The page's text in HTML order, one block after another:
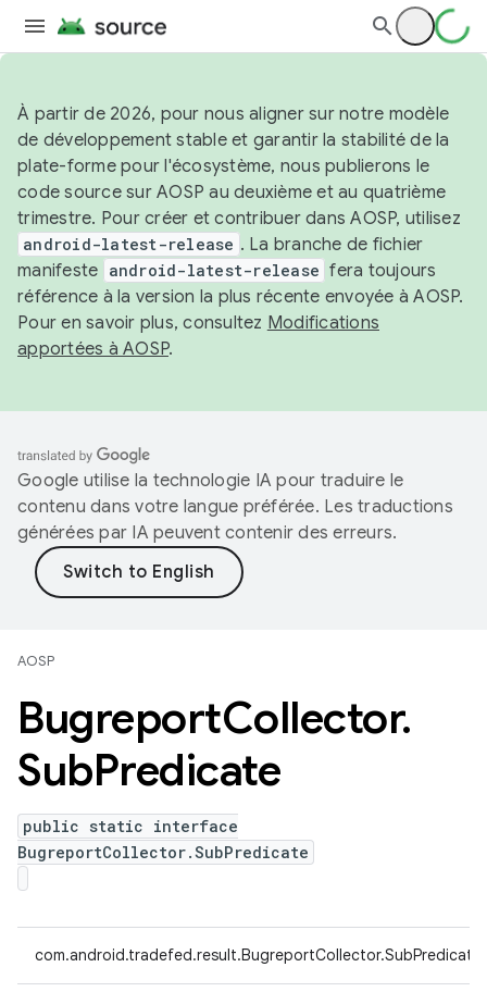
À partir de 2026, pour nous aligner sur notre modèle
de développement stable et garantir la stabilité de la
plate-forme pour l'écosystème, nous publierons le
code source sur AOSP au deuxième et au quatrième
trimestre. Pour créer et contribuer dans AOSP, utilisez
android-latest-release . La branche de fichier
manifeste android-latest-release fera toujours
référence à la version la plus récente envoyée à AOSP.
Pour en savoir plus, consultez Modifications
apportées à AOSP.
Google utilise la technologie IA pour traduire le
contenu dans votre langue préférée. Les traductions
générées par IA peuvent contenir des erreurs.
AOSP
BugreportCollector.
SubPredicate
public static interface
BugreportCollector.SubPredicate
com.android.tradefed.result.BugreportCollector.SubPredicate